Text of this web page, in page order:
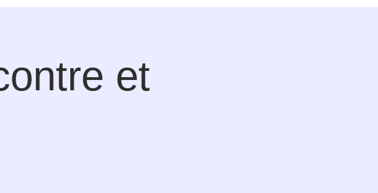
et